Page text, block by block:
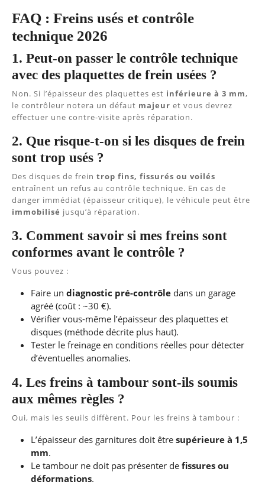
FAQ : Freins usés et contrôle
technique 2026
1. Peut-on passer le contrôle technique
avec des plaquettes de frein usées ?
Non. Si l’épaisseur des plaquettes est inférieure à 3 mm,
le contrôleur notera un défaut majeur et vous devrez
effectuer une contre-visite après réparation.
2. Que risque-t-on si les disques de frein
sont trop usés ?
Des disques de frein trop fins, fissurés ou voilés
entraînent un refus au contrôle technique. En cas de
danger immédiat (épaisseur critique), le véhicule peut être
immobilisé jusqu’à réparation.
3. Comment savoir si mes freins sont
conformes avant le contrôle ?
Vous pouvez :
Faire un diagnostic pré-contrôle dans un garage
agréé (coût : ~30 €).
Vérifier vous-même l’épaisseur des plaquettes et
disques (méthode décrite plus haut).
Tester le freinage en conditions réelles pour détecter
d’éventuelles anomalies.
4. Les freins à tambour sont-ils soumis
aux mêmes règles ?
Oui, mais les seuils diffèrent. Pour les freins à tambour :
L’épaisseur des garnitures doit être supérieure à 1,5
mm.
Le tambour ne doit pas présenter de fissures ou
déformations.